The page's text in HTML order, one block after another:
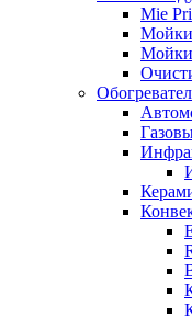
Mie
Мойки